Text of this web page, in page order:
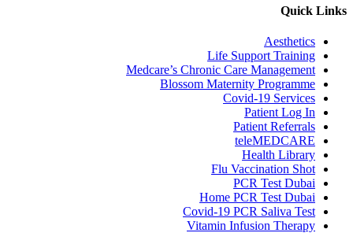
Quick Links
Aesthetics
Life Support Training
Medcare’s Chronic Care Management
Blossom Maternity Programme
Covid-19 Services
Patient Log In
Patient Referrals
teleMEDCARE
Health Library
Flu Vaccination Shot
PCR Test Dubai
Home PCR Test Dubai
Covid-19 PCR Saliva Test
Vitamin Infusion Therapy